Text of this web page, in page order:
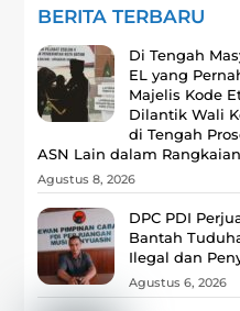
BERITA TERBARU
Di Tengah
EL yang
Majelis Kode
Dilantik Wali
di Tengah
ASN Lain dalam
Agustus 8, 2026
DPC PDI
Bantah
Ilegal dan
Agustus 6, 2026